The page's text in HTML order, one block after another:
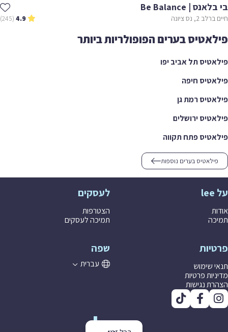
בי בלאנס | Be Balance
חיים ברלב 2, נס ציונה 4.9
(245)
פילאטיס בערים הפופולריות ביותר
פילאטיס תל אביב יפו
פילאטיס חיפה
פילאטיס רמת גן
פילאטיס ירושלים
פילאטיס פתח תקווה
פילאטיס בערים נוספות
על lee
אודות
תמיכה
לעסקים
הצטרפות
תמיכה לעסקים
פרטיות
תנאי שימוש
מדיניות פרטיות
הצהרת נגישות
שפה
עברית